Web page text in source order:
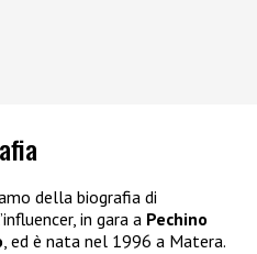
della biografia di
in gara a Pechino
, ed è nata nel 1996 a Matera.